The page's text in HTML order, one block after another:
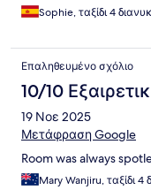
Sophie, ταξίδι 4
Επαληθευμένο σχόλιο
10/10
19 Νοε 2025
Μετάφραση Google
Room was always
Mary Wanjiru, ταξίδι